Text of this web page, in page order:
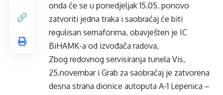
onda će se u ponedjeljak 15.05. ponovo
zatvoriti jedna traka i saobraćaj će biti
regulisan semaforima, obavješten je IC
BiHAMK-a od izvođača radova,
Zbog redovnog servisiranja tunela Vis,
25.novembar i Grab za saobraćaj je zatvorena
desna strana dionice autoputa A-1 Lepenica –